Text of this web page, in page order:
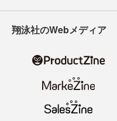
翔泳社のWebメディア